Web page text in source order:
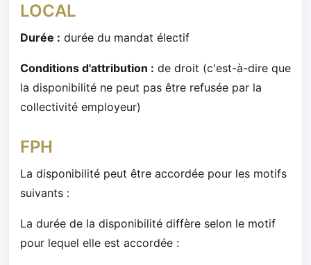
LOCAL
Durée : durée du mandat électif
Conditions d'attribution : de droit (c'est-à-dire que
la disponibilité ne peut pas être refusée par la
collectivité employeur)
FPH
La disponibilité peut être accordée pour les motifs
suivants :
La durée de la disponibilité diffère selon le motif
pour lequel elle est accordée :